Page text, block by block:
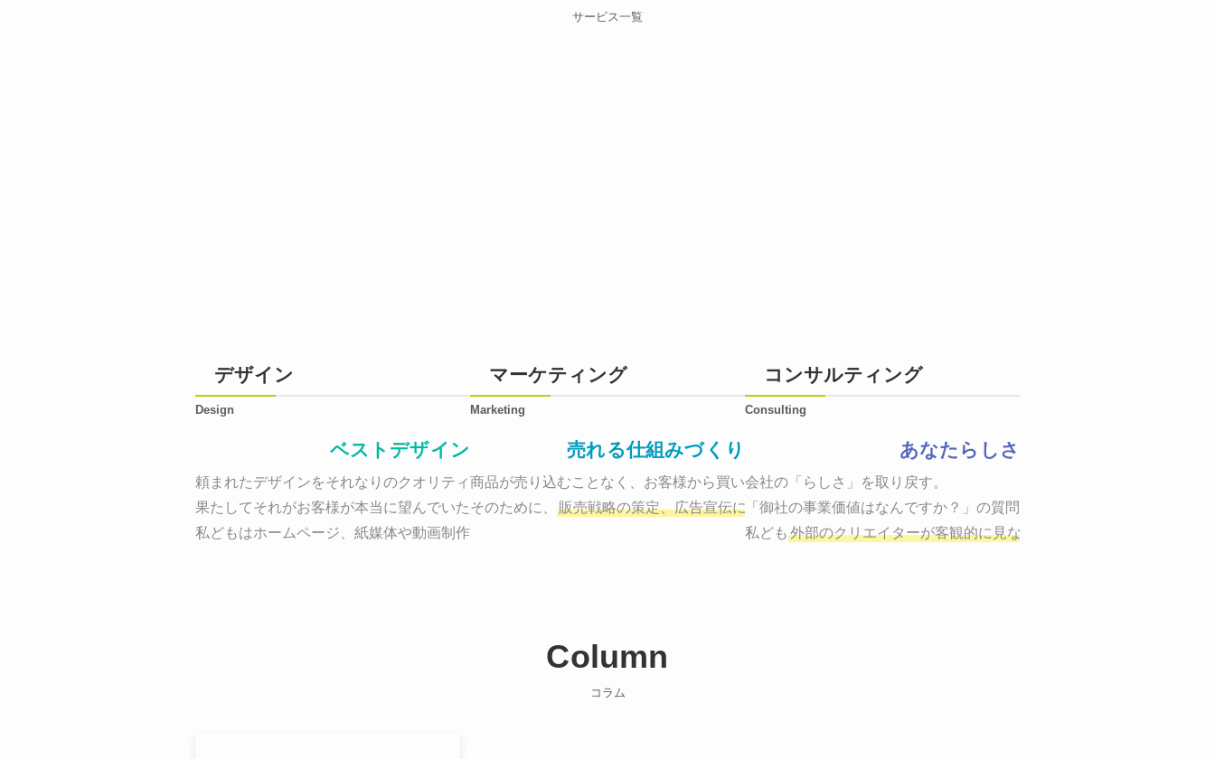
サービス一覧
デザイン
Design
ベストデザイン
頼まれたデザインをそれなりのクオリティーで作り納品する。
果たしてそれがお客様が本当に望んでいた、デザインのゴールでしょうか。
私どもはホームページ、紙媒体や動画制作まで
お客様のサービスを適した場所へ届けるために、適切な方法を企画しご提案いたします。
マーケティング
Marketing
売れる仕組みづくり
商品が売り込むことなく、お客様から買いたくなる状態をつくるために、適した場所へ適切なターゲットに向け
そのために、
販売戦略の策定、広告宣伝に効果検証までの一連のプロセスを考え実行・検証・修正
コンサルティング
Consulting
あなたらしさ
会社の「らしさ」を取り戻す。
「御社の事業価値はなんですか？」の質問に答えることはできるでしょ
私ども 外部のクリエイターが客観的に見ながら最終的な絵を描き、商
Column
コラム